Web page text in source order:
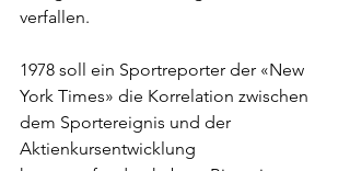
verfallen.
1978 soll ein Sportreporter der «New
York Times» die Korrelation zwischen
dem Sportereignis und der
Aktienkursentwicklung